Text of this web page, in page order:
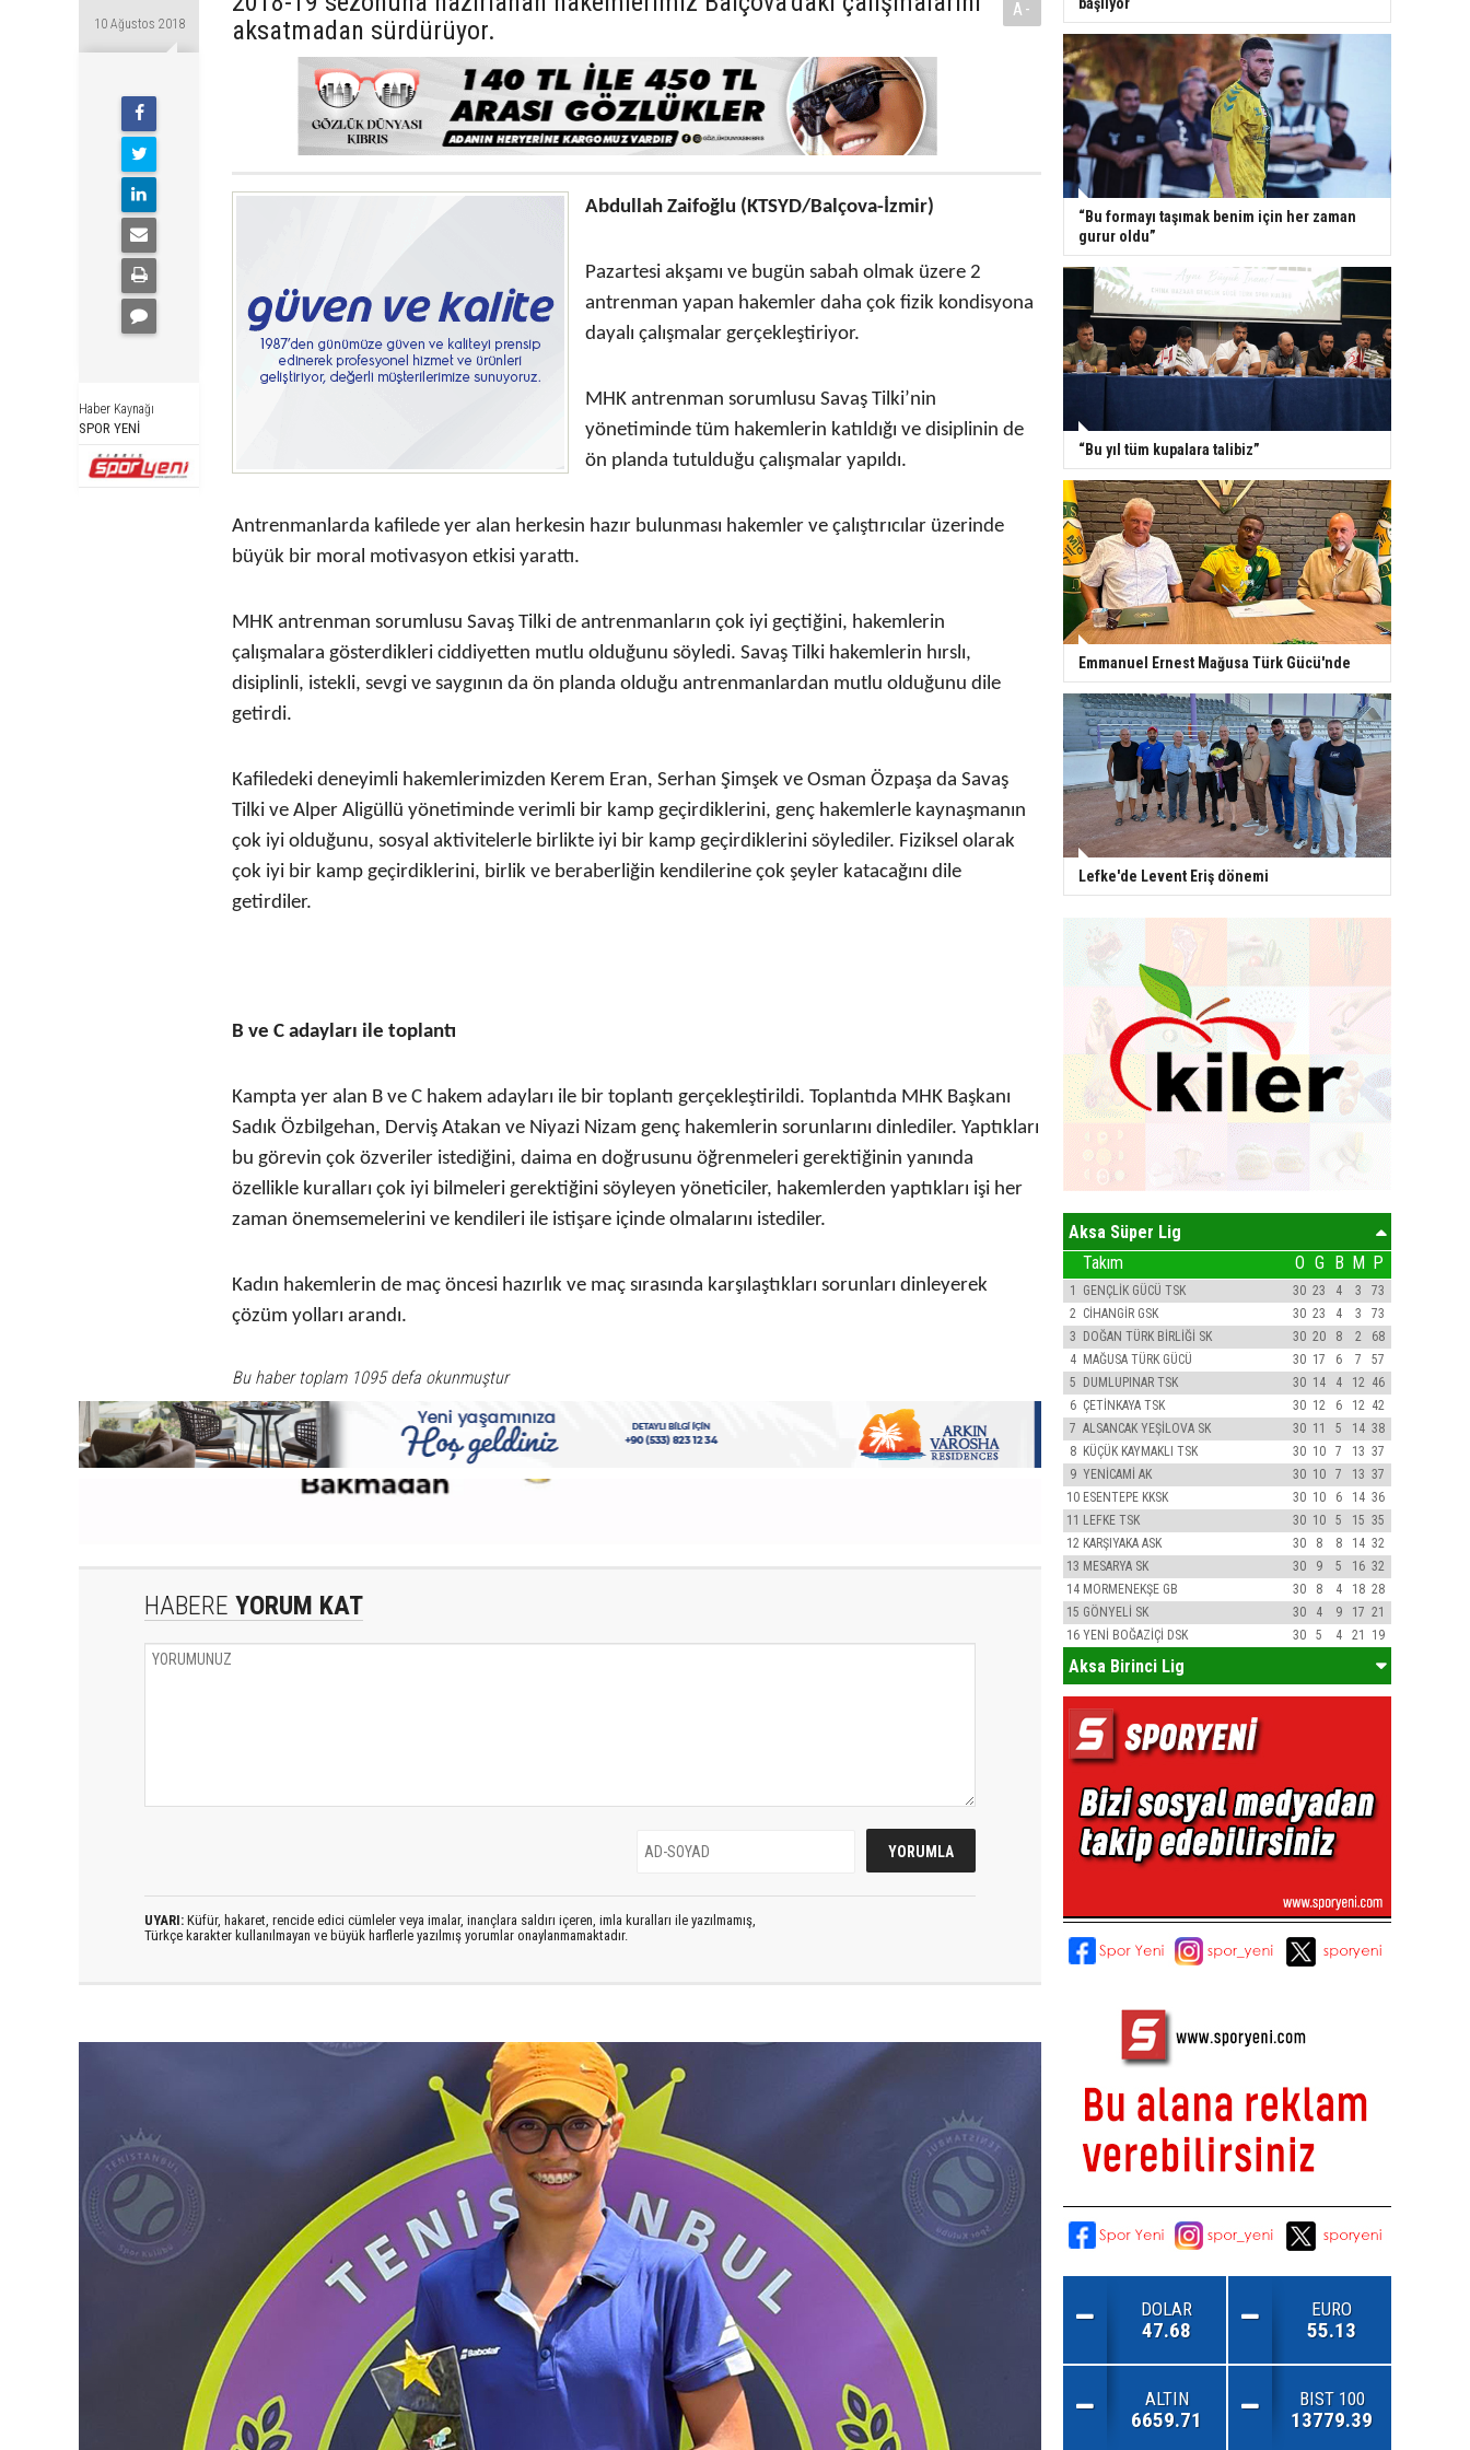
10 Ağustos 2018
Haber Kaynağı
SPOR YENİ
aksatmadan sürdürüyor.
A-
Abdullah Zaifoğlu (KTSYD/Balçova-İzmir)
Pazartesi akşamı ve bugün sabah olmak üzere 2
antrenman yapan hakemler daha çok fizik kondisyona
dayalı çalışmalar gerçekleştiriyor.
MHK antrenman sorumlusu Savaş Tilki’nin
yönetiminde tüm hakemlerin katıldığı ve disiplinin de
ön planda tutulduğu çalışmalar yapıldı.
Antrenmanlarda kafilede yer alan herkesin hazır bulunması hakemler ve çalıştırıcılar üzerinde
büyük bir moral motivasyon etkisi yarattı.
MHK antrenman sorumlusu Savaş Tilki de antrenmanların çok iyi geçtiğini, hakemlerin
çalışmalara gösterdikleri ciddiyetten mutlu olduğunu söyledi. Savaş Tilki hakemlerin hırslı,
disiplinli, istekli, sevgi ve saygının da ön planda olduğu antrenmanlardan mutlu olduğunu dile
getirdi.
Kafiledeki deneyimli hakemlerimizden Kerem Eran, Serhan Şimşek ve Osman Özpaşa da Savaş
Tilki ve Alper Aligüllü yönetiminde verimli bir kamp geçirdiklerini, genç hakemlerle kaynaşmanın
çok iyi olduğunu, sosyal aktivitelerle birlikte iyi bir kamp geçirdiklerini söylediler. Fiziksel olarak
çok iyi bir kamp geçirdiklerini, birlik ve beraberliğin kendilerine çok şeyler katacağını dile
getirdiler.
B ve C adayları ile toplantı
Kampta yer alan B ve C hakem adayları ile bir toplantı gerçekleştirildi. Toplantıda MHK Başkanı
Sadık Özbilgehan, Derviş Atakan ve Niyazi Nizam genç hakemlerin sorunlarını dinlediler. Yaptıkları
bu görevin çok özveriler istediğini, daima en doğrusunu öğrenmeleri gerektiğinin yanında
özellikle kuralları çok iyi bilmeleri gerektiğini söyleyen yöneticiler, hakemlerden yaptıkları işi her
zaman önemsemelerini ve kendileri ile istişare içinde olmalarını istediler.
Kadın hakemlerin de maç öncesi hazırlık ve maç sırasında karşılaştıkları sorunları dinleyerek
çözüm yolları arandı.
Bu haber toplam 1095 defa okunmuştur
HABERE YORUM KAT
UYARI: Küfür, hakaret, rencide edici cümleler veya imalar, inançlara saldırı içeren, imla kuralları ile yazılmamış,
Türkçe karakter kullanılmayan ve büyük harflerle yazılmış yorumlar onaylanmamaktadır.
“Bu formayı taşımak benim için her zaman
gurur oldu”
“Bu yıl tüm kupalara talibiz”
Emmanuel Ernest Mağusa Türk Gücü'nde
Lefke'de Levent Eriş dönemi
Aksa Süper Lig
Takım O G B M P
1 GENÇLİK GÜCÜ TSK 30 23 4 3
73
2 CİHANGİR GSK 30 23 4 3
73
3 DOĞAN TÜRK BİRLİĞİ SK 30 20 8 2
68
4 MAĞUSA TÜRK GÜCÜ 30 17 6 7
57
5 DUMLUPINAR TSK 30 14 4 12 46
6 ÇETİNKAYA TSK 30 12 6 12 42
7 ALSANCAK YEŞİLOVA SK 30 11 5 14 38
8 KÜÇÜK KAYMAKLI TSK 30 10 7 13 37
9 YENİCAMİ AK 30 10 7 13 37
10 ESENTEPE KKSK 30 10 6 14 36
11 LEFKE TSK 30 10 5 15 35
12 KARŞIYAKA ASK 30 8 8 14 32
13 MESARYA SK 30 9 5 16 32
14 MORMENEKŞE GB 30 8 4 18 28
15 GÖNYELİ SK 30 4 9 17 21
16 YENİ BOĞAZİÇİ DSK 30 5 4 21 19
Aksa Birinci Lig
DOLAR
47.68
EURO
55.13
ALTIN
6659.71
BIST 100
13779.39